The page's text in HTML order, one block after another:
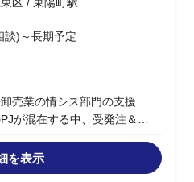
区 / 東陽町駅
談)～長期予定
卸売業の情シス部門の支援
PJが混在する中、受発注＆
ー側のPM、PL支援として、プ
推進を行う
を表示